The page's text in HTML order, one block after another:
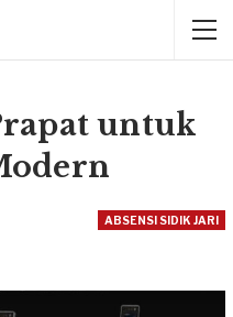
untuk
ABSENSI SIDIK JARI